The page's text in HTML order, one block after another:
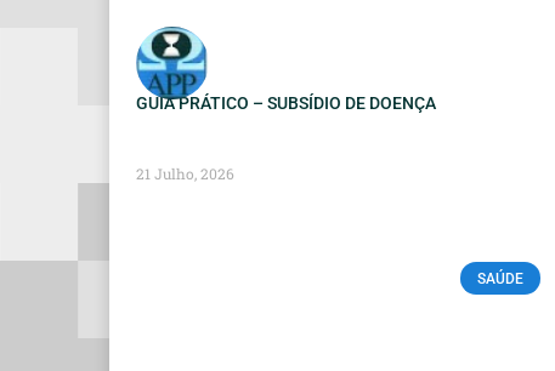
GUIA PRÁTICO – SUBSÍDIO DE DOENÇA
21 Julho, 2026
SAÚDE